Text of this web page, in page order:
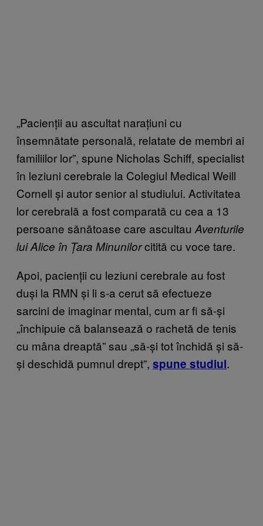
„Pacienții au ascultat narațiuni cu
însemnătate personală, relatate de membri ai
familiilor lor”, spune Nicholas Schiff, specialist
în leziuni cerebrale la Colegiul Medical Weill
Cornell și autor senior al studiului. Activitatea
lor cerebrală a fost comparată cu cea a 13
persoane sănătoase care ascultau Aventurile
lui Alice în Țara Minunilorcitită cu voce tare.
Apoi, pacienții cu leziuni cerebrale au fost
duși la RMN și li s-a cerut să efectueze
sarcini de imaginar mental, cum ar fi să-și
„închipuie că balansează o rachetă de tenis
cu mâna dreaptă” sau „să-și tot închidă și să-
și deschidă pumnul drept”, spune studiul.